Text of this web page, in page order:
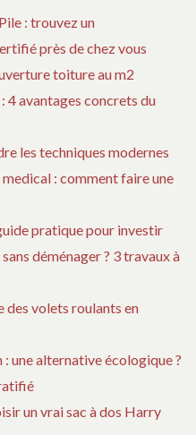
: trouvez un
près de chez vous
toiture au m2
avantages concrets du
les techniques modernes
: comment faire une
pratique pour investir
déménager ? 3 travaux à
des volets roulants en
une alternative écologique ?
un vrai sac à dos Harry